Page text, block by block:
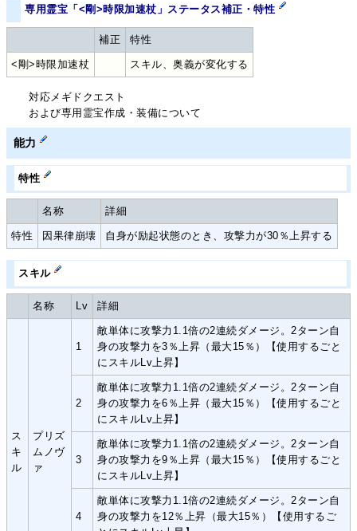
専用霊宝「<剛>時限加速杖」ステータス補正・特性
補正 特性
<剛>時限加速杖 スキル、奥義が変化する
対応メギドクエスト
および専用霊宝作成・装備について
能力
特性
名称 詳細
特性 因果律崩壊 自身が励起状態のとき、攻撃力が30％上昇する
スキル
名称 Lv 詳細
ス
キ
ル
プリズ
ムノヴ
ァ
1
敵単体に攻撃力1.1倍の2連続ダメージ。2ターン自
身の攻撃力を3％上昇（最大15％）【使用するごと
にスキルLv上昇】
2
敵単体に攻撃力1.1倍の2連続ダメージ。2ターン自
身の攻撃力を6％上昇（最大15％）【使用するごと
にスキルLv上昇】
3
敵単体に攻撃力1.1倍の2連続ダメージ。2ターン自
身の攻撃力を9％上昇（最大15％）【使用するごと
にスキルLv上昇】
4
敵単体に攻撃力1.1倍の2連続ダメージ。2ターン自
身の攻撃力を12％上昇（最大15％）【使用するご